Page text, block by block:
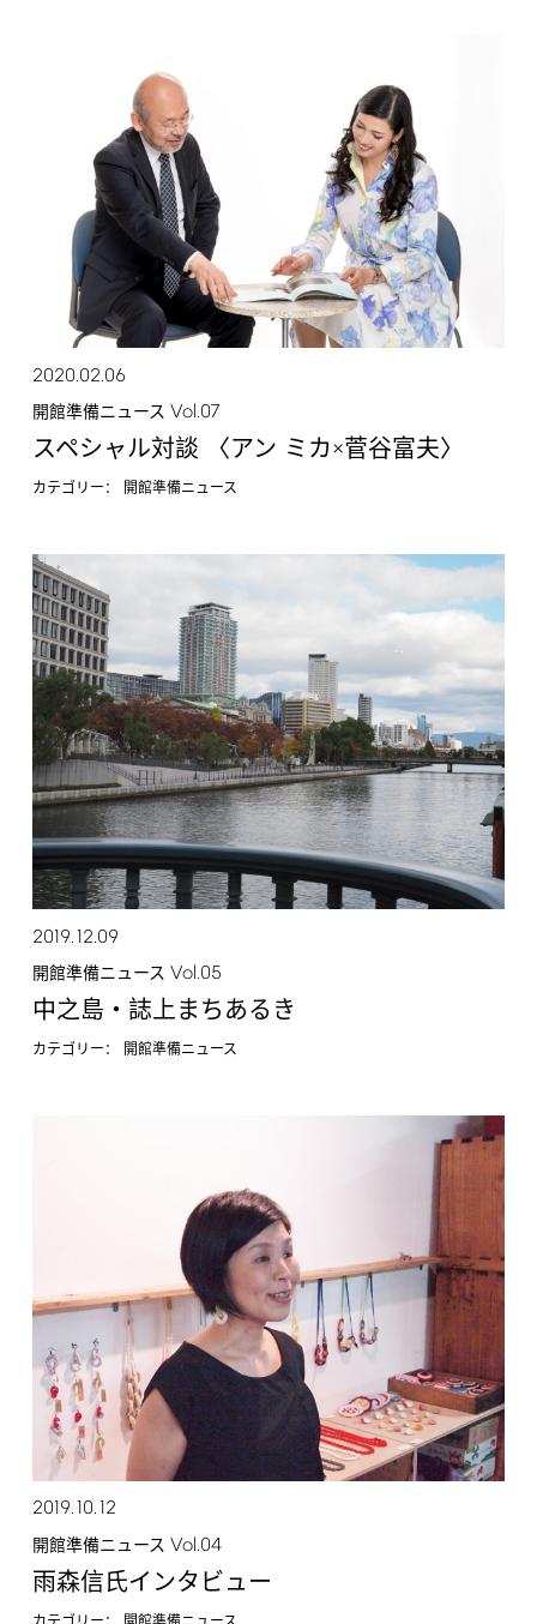
2020.02.06
開館準備ニュース Vol.07
スペシャル対談 〈アン ミカ×菅谷富夫〉
カテゴリー： 開館準備ニュース
2019.12.09
開館準備ニュース Vol.05
中之島・誌上まちあるき
カテゴリー： 開館準備ニュース
2019.10.12
開館準備ニュース Vol.04
雨森信氏インタビュー